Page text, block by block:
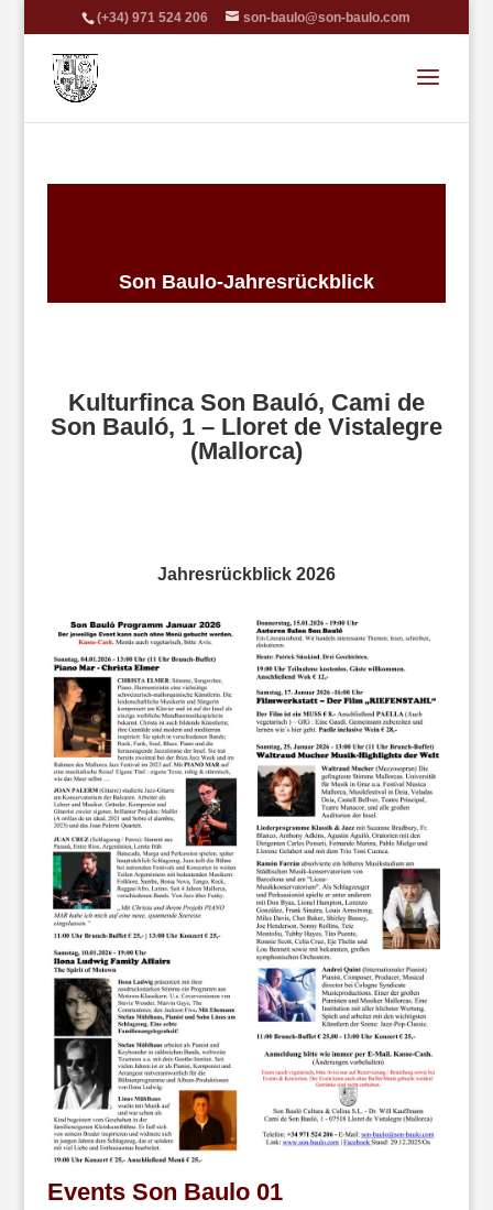
(+34) 971 524 206 son-baulo@son-baulo.com
Son Baulo-Jahresrückblick
Kulturfinca Son Bauló, Cami de
Son Bauló, 1 – Lloret de Vistalegre
(Mallorca)
Jahresrückblick 2026
Events Son Baulo 01